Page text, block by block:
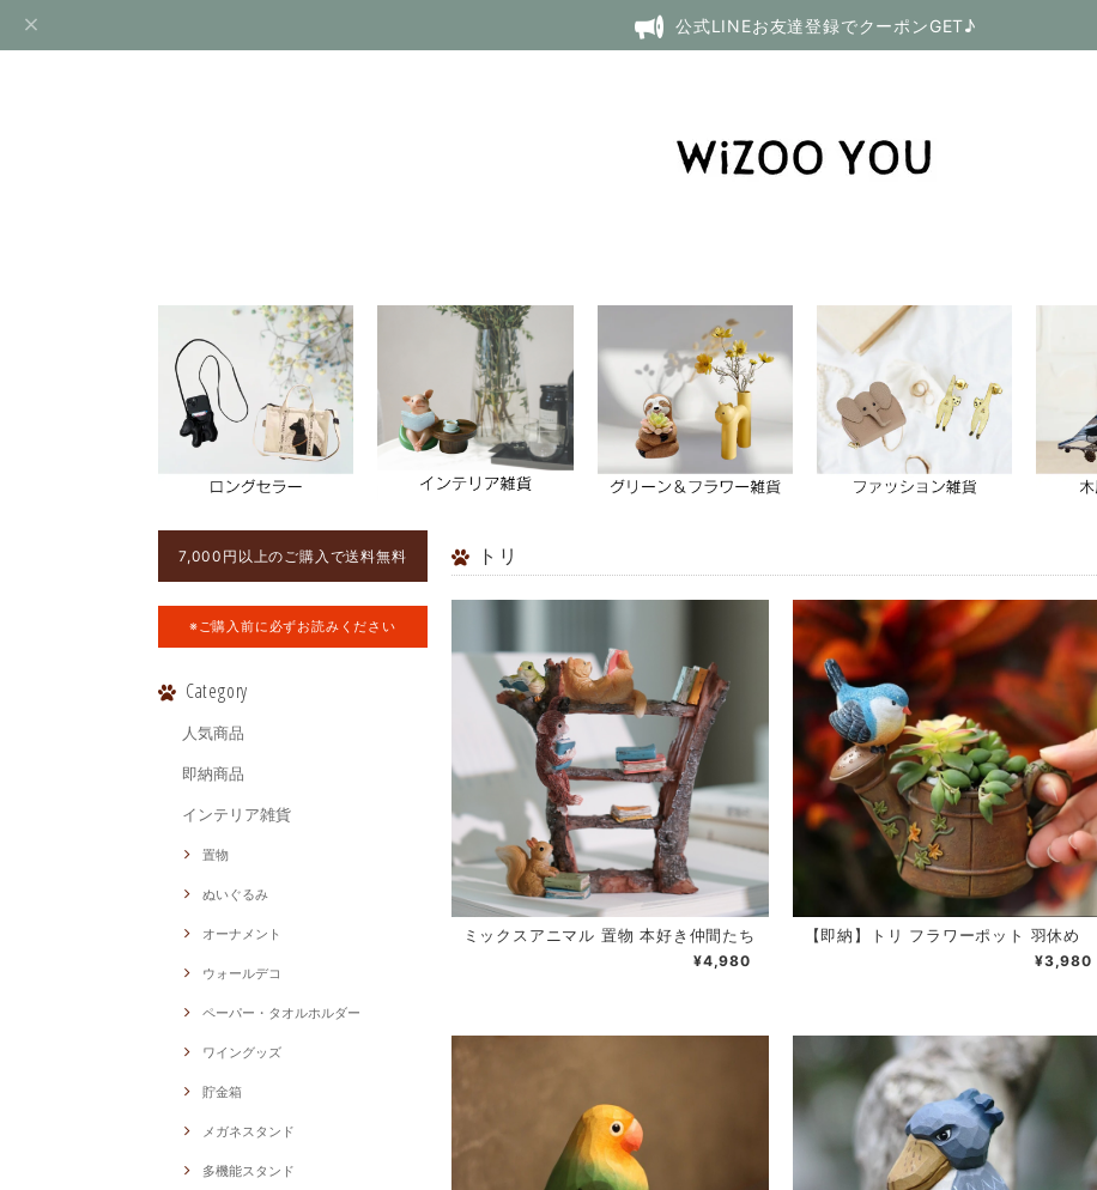
公式LINEお友達登録でクーポンGET♪
7,000円以上のご購入で送料無料
※ご購入前に必ずお読みください
Category
人気商品
即納商品
インテリア雑貨
置物
ぬいぐるみ
オーナメント
ウォールデコ
ペーパー・タオルホルダー
ワイングッズ
貯金箱
メガネスタンド
多機能スタンド
トリ
ミックスアニマル 置物 本好き仲間たち
¥4,980
【即納】トリ フラワーポット 羽休め
¥3,980